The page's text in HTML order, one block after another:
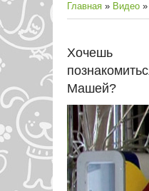
Главная » Видео »
Хочешь
Машей?